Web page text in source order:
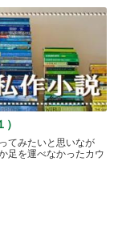
てみたいと思いなが
足を運べなかったカウ